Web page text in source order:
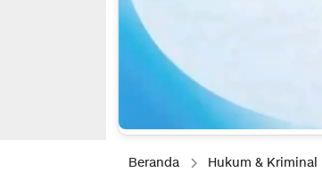
Beranda Hukum & Kriminal